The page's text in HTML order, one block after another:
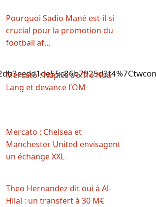
Pourquoi Sadio Mané est-il si
crucial pour la promotion du
football af…
Mercato : Naples s’offre Noa
Lang et devance l’OM
Mercato : Chelsea et
Manchester United envisagent
un échange XXL
Theo Hernandez dit oui à Al-
Hilal : un transfert à 30 M€